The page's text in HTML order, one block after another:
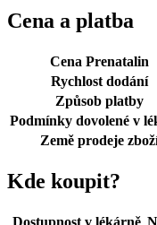
Cena a platba
Cena Prenatalin
Rychlost dodání
Způsob platby
Podmínky dovolené v
Země prodeje
Kde koupit?
Dostupnost v lékárně